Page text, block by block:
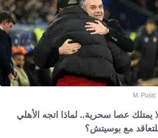
M. Pusic
يمتلك عصا سحرية.. لماذا اتجه الأهلي
مع بوسيتش؟